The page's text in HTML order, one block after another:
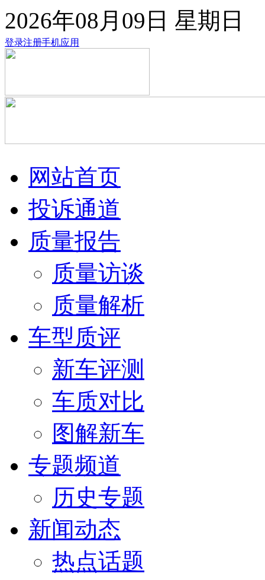
2026年08月09日 星期日
登录注册手机应用
网站首页
投诉通道
质量报告
质量访谈
质量解析
车型质评
新车评测
车质对比
图解新车
专题频道
历史专题
新闻动态
热点话题